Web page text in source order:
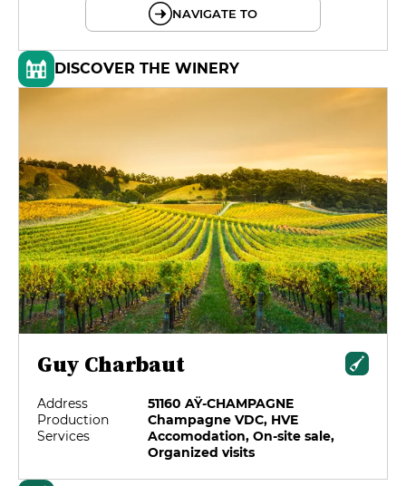
NAVIGATE TO
DISCOVER THE WINERY
Guy Charbaut
Address
51160 AŸ-CHAMPAGNE
Production
Champagne VDC, HVE
Services
Accomodation, On-site sale,
Organized visits